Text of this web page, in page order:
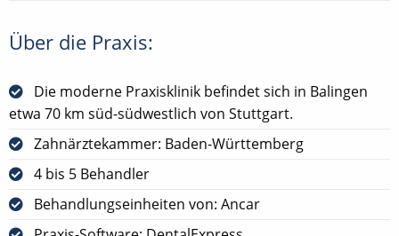
Über die Praxis:
Die moderne Praxisklinik befindet sich in Balingen
etwa 70 km süd-südwestlich von Stuttgart.
Zahnärztekammer: Baden-Württemberg
4 bis 5 Behandler
Behandlungseinheiten von: Ancar